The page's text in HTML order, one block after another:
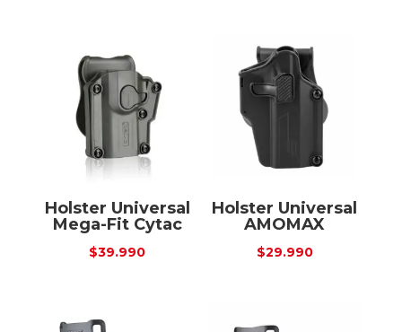
Holster Universal
$39.990
Holster Universal
$29.990